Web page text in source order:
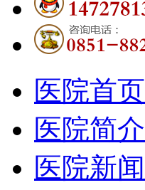
医院首页
医院简介
医院新闻